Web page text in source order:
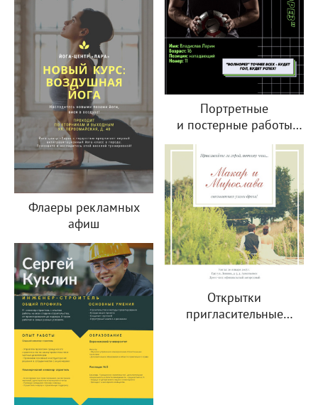
Портретные
и постерные работы
(Плакаты, постеры)
Флаеры рекламных
афиш
Открытки
пригласительные